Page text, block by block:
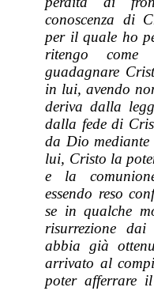
conoscenza di
per il quale ho
ritengo come
guadagnare
in lui, avendo
deriva dalla
dalla fede di
da Dio mediante
lui, Cristo la
e la
essendo reso
se in qualche
risurrezione
abbia già
arrivato al
poter afferrare